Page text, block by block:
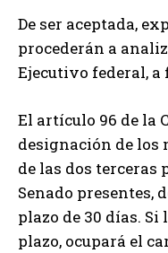
De ser aceptada,
procederán a
Ejecutivo federal,
El artículo 96 de la
designación de los
de las dos terceras
Senado presentes,
plazo de 30 días. Si
plazo, ocupará el